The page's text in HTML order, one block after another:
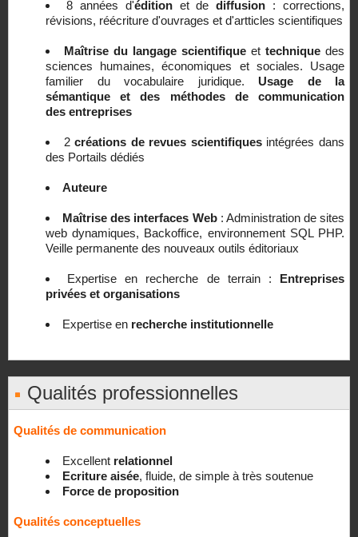
8 années d'éditionet dediffusion : corrections,
révisions, réécriture d'ouvrages et d'artticles scientifiques
Maîtrise du langage scientifique et technique des
sciences humaines, économiques et sociales. Usage
familier du vocabulaire juridique. Usage de la
sémantique et des méthodes de communication
des entreprises
2créations de revues scientifiquesintégrées dans
des Portails dédiés
Auteure
Maîtrise des interfaces Web: Administration de sites
web dynamiques, Backoffice, environnement SQL PHP.
Veille permanente des nouveaux outils éditoriaux
Expertise en recherche de terrain : Entreprises
privées et organisations
Expertise en recherche institutionnelle
Qualités professionnelles
Qualités de communication
Excellent relationnel
Ecriture aisée, fluide, de simple à très soutenue
Force de proposition
Qualités conceptuelles